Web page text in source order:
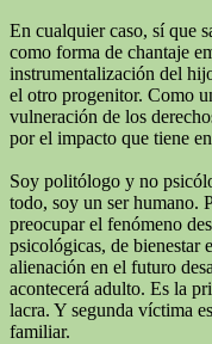
En cualquier caso, sí que
como forma de chantaje
instrumentalización del
el otro progenitor. Como
vulneración de los
por el impacto que tiene
Soy politólogo y no
todo, soy un ser humano.
preocupar el fenómeno
psicológicas, de bienestar
alienación en el futuro
acontecerá adulto. Es la
lacra. Y segunda víctima
familiar.